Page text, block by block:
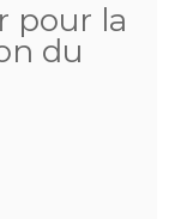
pour la
du